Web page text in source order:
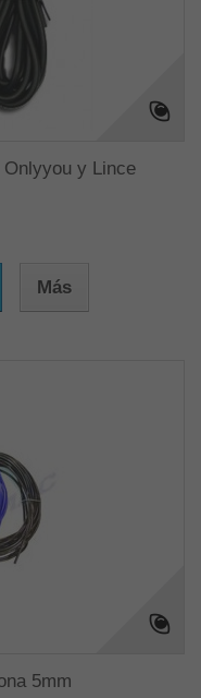
y Lince
Más
5mm